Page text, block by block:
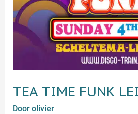
TEA TIME FUNK
Doorolivier